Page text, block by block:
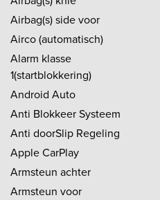
Airbag(s) side voor
Airco (automatisch)
Alarm klasse
1(startblokkering)
Android Auto
Anti Blokkeer Systeem
Anti doorSlip Regeling
Apple CarPlay
Armsteun achter
Armsteun voor